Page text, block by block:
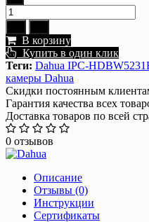
В корзину
Купить в один клик
Теги: Dahua IPC-
камеры Dahua
Скидки постоянным
Гарантия качества всех
Доставка товаров по всей
0 отзывов
Описание
Отзывы (0)
Инструкции
Сертификаты